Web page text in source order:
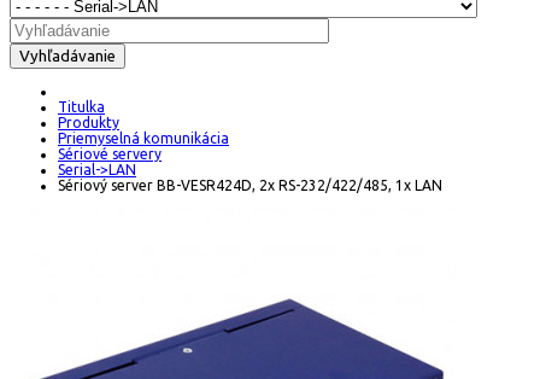
Vyhľadávanie
Titulka
Produkty
Priemyselná komunikácia
Sériové servery
Serial->LAN
Sériový server BB-VESR424D, 2x RS-232/422/485, 1x LAN